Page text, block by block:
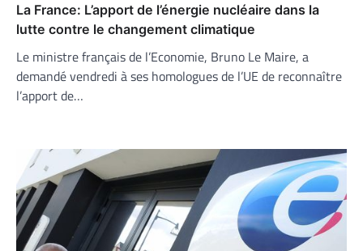
La France: L’apport de l’énergie nucléaire dans la
lutte contre le changement climatique
Le ministre français de l’Economie, Bruno Le Maire, a
demandé vendredi à ses homologues de l’UE de reconnaître
l’apport de…